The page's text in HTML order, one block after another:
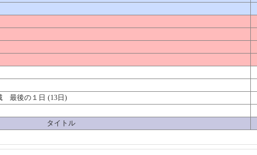
タイトル
最後の１日 (13日)